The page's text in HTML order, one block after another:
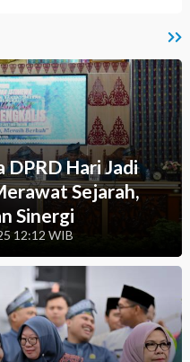
Hari Jadi
Sejarah,
Sinergi
12:12 WIB